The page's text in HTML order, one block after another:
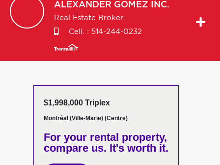
ALEXANDER GOMEZ INC.
Real Estate Broker
Cell. : 514-244-0232
$1,998,000 Triplex
Montréal (Ville-Marie) (Centre)
For your rental property,
compare us. It's worth it.